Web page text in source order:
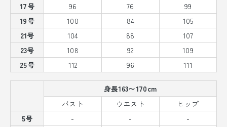
17号
96 76
99
19号
100 84
105
21号
104 88
107
23号
108 92
109
25号
112 96 111
身長163〜170cm
バスト
ウエスト
ヒップ
5号
- -
-